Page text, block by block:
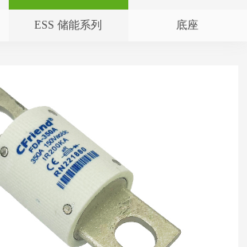
ESS 储能系列 底座